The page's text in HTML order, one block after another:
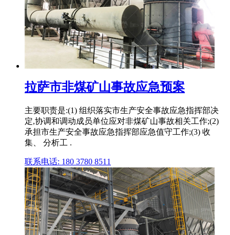
拉萨市非煤矿山事故应急预案
主要职责是:(1) 组织落实市生产安全事故应急指挥部决
定,协调和调动成员单位应对非煤矿山事故相关工作;(2)
承担市生产安全事故应急指挥部应急值守工作;(3) 收
集、 分析工 .
联系电话: 180 3780 8511